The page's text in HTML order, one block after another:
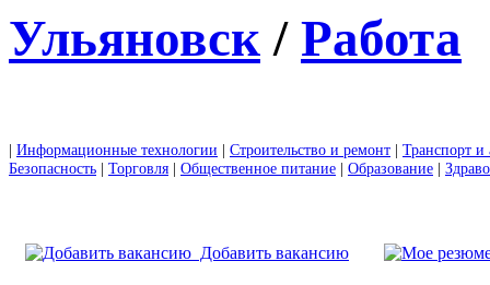
Ульяновск / Работа
| Информационные технологии | Строительство и ремонт | Транспорт и
Безопасность | Торговля | Общественное питание | Образование |
Добавить вакансию